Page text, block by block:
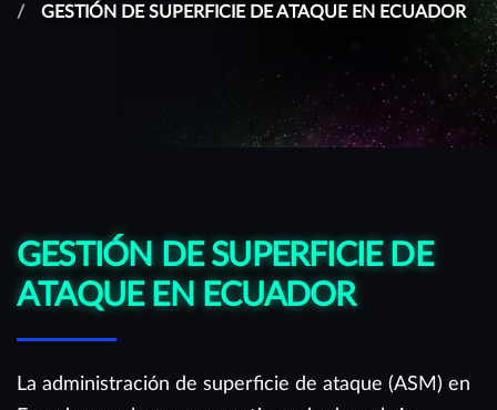
GESTIÓN DE SUPERFICIE DE ATAQUE EN ECUADOR
GESTIÓN DE SUPERFICIE DE
ATAQUE EN ECUADOR
La administración de superficie de ataque (ASM) en